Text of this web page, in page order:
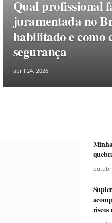
Qual profissional
juramentada no
habilitado e como
segurança
abril 24, 2026
riscos